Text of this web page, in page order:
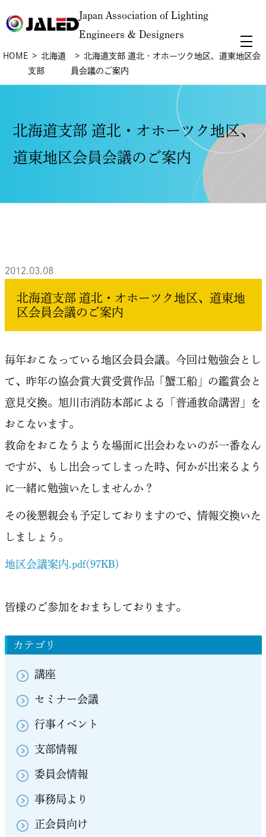
Japan Association of Lighting
Engineers & Designers
HOME
北海道
支部
北海道支部 道北・オホーツク地区、道東地区会
員会議のご案内
北海道支部 道北・オホーツク地区、
道東地区会員会議のご案内
カテゴリ
講座
セミナー会議
行事イベント
支部情報
委員会情報
事務局より
正会員向け
2012.03.08
北海道支部 道北・オホーツク地区、道東地
区会員会議のご案内
毎年おこなっている地区会員会議。今回は勉強会とし
て、昨年の協会賞大賞受賞作品「蟹工船」の鑑賞会と
意見交換。旭川市消防本部による「普通救命講習」を
おこないます。
救命をおこなうような場面に出会わないのが一番なん
ですが、もし出会ってしまった時、何かが出来るよう
に一緒に勉強いたしませんか？
その後懇親会も予定しておりますので、情報交換いた
しましょう。
地区会議案内.pdf(97KB)
皆様のご参加をおまちしております。